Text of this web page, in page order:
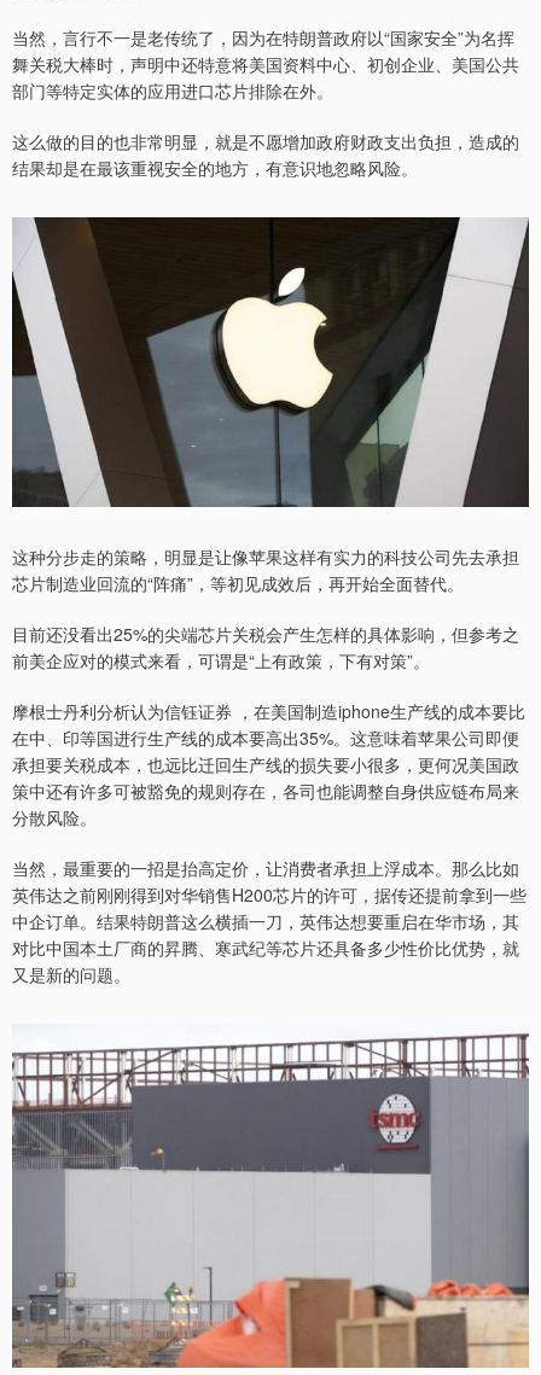
当然，言行不一是老传统了，因为在特朗普政府以“国家安全”为名挥
舞关税大棒时，声明中还特意将美国资料中心、初创企业、美国公共
部门等特定实体的应用进口芯片排除在外。
这么做的目的也非常明显，就是不愿增加政府财政支出负担，造成的
结果却是在最该重视安全的地方，有意识地忽略风险。
这种分步走的策略，明显是让像苹果这样有实力的科技公司先去承担
芯片制造业回流的“阵痛”，等初见成效后，再开始全面替代。
目前还没看出25%的尖端芯片关税会产生怎样的具体影响，但参考之
前美企应对的模式来看，可谓是“上有政策，下有对策”。
摩根士丹利分析认为信钰证券 ，在美国制造iphone生产线的成本要比
在中、印等国进行生产线的成本要高出35%。这意味着苹果公司即便
承担要关税成本，也远比迁回生产线的损失要小很多，更何况美国政
策中还有许多可被豁免的规则存在，各司也能调整自身供应链布局来
分散风险。
当然，最重要的一招是抬高定价，让消费者承担上浮成本。那么比如
英伟达之前刚刚得到对华销售H200芯片的许可，据传还提前拿到一些
中企订单。结果特朗普这么横插一刀，英伟达想要重启在华市场，其
对比中国本土厂商的昇腾、寒武纪等芯片还具备多少性价比优势，就
又是新的问题。